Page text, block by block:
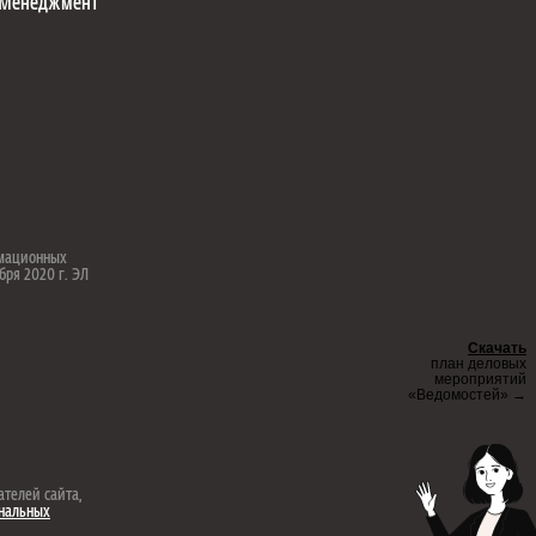
Скачать
план деловых
мероприятий
«Ведомостей» →
Менеджмент
2020 г. ЭЛ
сайта,